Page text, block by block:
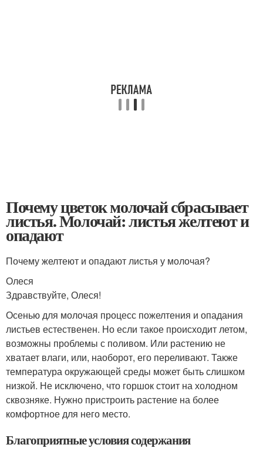
Почему цветок молочай сбрасывает
листья. Молочай: листья желтеют и
опадают
Почему желтеют и опадают листья у молочая?
Олеся
Здравствуйте, Олеся!
Осенью для молочая процесс пожелтения и опадания
листьев естественен. Но если такое происходит летом,
возможны проблемы с поливом. Или растению не
хватает влаги, или, наоборот, его переливают. Также
температура окружающей среды может быть слишком
низкой. Не исключено, что горшок стоит на холодном
сквозняке. Нужно пристроить растение на более
комфортное для него место.
Благоприятные условия содержания